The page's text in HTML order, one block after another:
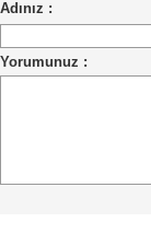
Adınız :
Yorumunuz :